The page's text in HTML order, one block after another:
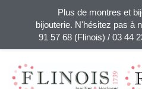
Plus de montres et
bijouterie. N'hésitez pas à
91 57 68 (Flinois) / 03 44